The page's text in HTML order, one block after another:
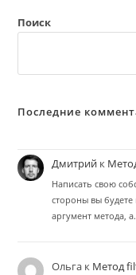
Поиск
Последние
Дмитрийк
Написать свою
стороны вы
аргумент метода,
Ольгак Метод